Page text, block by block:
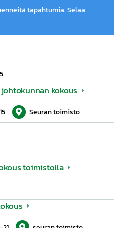
tapahtumia. Selaa
kokous
15 Seuran toimisto
toimistolla